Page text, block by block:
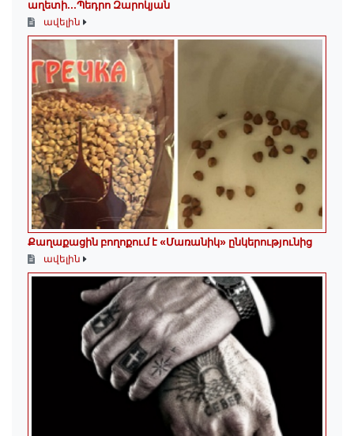
աղետի...Պեդրո Զարոկյան
ավելին
Քաղաքացին բողոքում է «Մառանիկ» ընկերությունից
ավելին